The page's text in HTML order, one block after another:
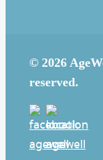
© 2026
reserved.